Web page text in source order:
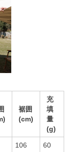
裾囲
(cm)
充
填
量
(g)
106 60